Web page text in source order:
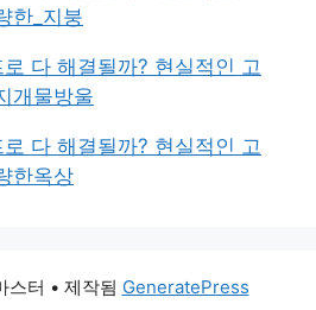
한_지붕
다 해결될까? 현실적인 고
개물방울
다 해결될까? 현실적인 고
한옥상
스터 • 제작됨 GeneratePress